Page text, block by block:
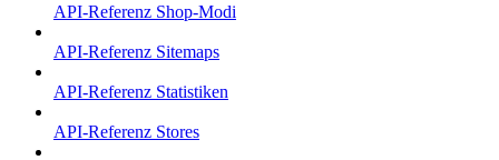
API-Referenz Shop-Modi
API-Referenz Sitemaps
API-Referenz Statistiken
API-Referenz Stores